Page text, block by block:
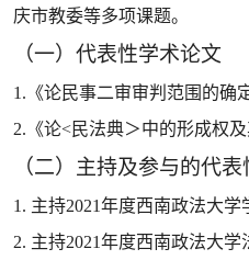
庆市教委等多项课题。
（一）代表性学术论文
1.《论民事二审审判范围的
2.《论<民法典＞中的形成权
（二） 主持及参与的代表
1. 主持2021年度西南政法大
2. 主持2021年度西南政法大